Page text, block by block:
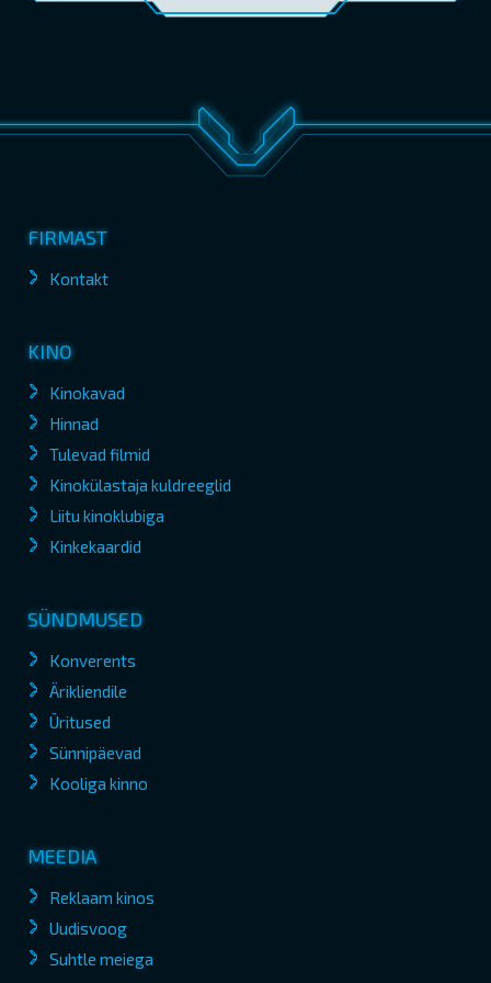
FIRMAST
Kontakt
KINO
Kinokavad
Hinnad
Tulevad filmid
Kinokülastaja kuldreeglid
Liitu kinoklubiga
Kinkekaardid
SÜNDMUSED
Konverents
Ärikliendile
Üritused
Sünnipäevad
Kooliga kinno
MEEDIA
Reklaam kinos
Uudisvoog
Suhtle meiega